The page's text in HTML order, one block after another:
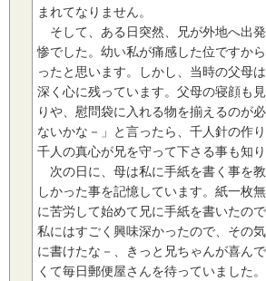
まれてなりません。
そして、ある日突然、兄が外地へ出
惨でした。幼い私が痛感した位ですか
ったと思います。しかし、当時の父母
深く心に残っています。父母の寝顔も
りや、慰問袋に入れる物を揃えるのが
ないかな－」と言ったら、千人針の作
千人の真心が兄を守って下さる事も知り
次の日に、母は私に手紙を書く事を
しかった事を記憶しています。紙一枚
に苦労して始めて兄に手紙を書いたの
私にはすごく興味深かったので、その
に書けたな－、きっと兄ちゃんが喜ん
くて毎日郵便屋さんを待っていました。